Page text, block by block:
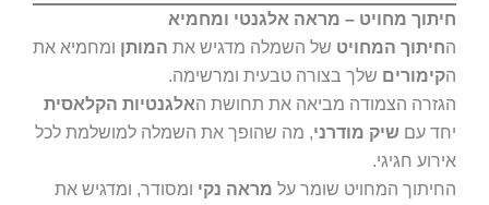
חיתוך מחויט – מראה אלגנטי ומחמיא
החיתוך המחויט של השמלה מדגיש את המותן ומחמיא את
הקימורים שלך בצורה טבעית ומרשימה.
הגזרה הצמודה מביאה את תחושת האלגנטיות הקלאסית
יחד עם שיק מודרני, מה שהופך את השמלה למושלמת לכל
אירוע חגיגי.
החיתוך המחויט שומר על מראה נקי ומסודר, ומדגיש את